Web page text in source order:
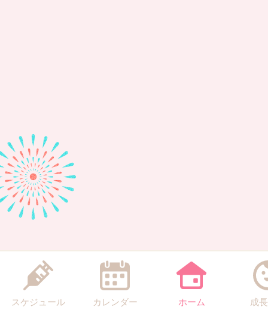
スケジュール カレンダー ホーム 成